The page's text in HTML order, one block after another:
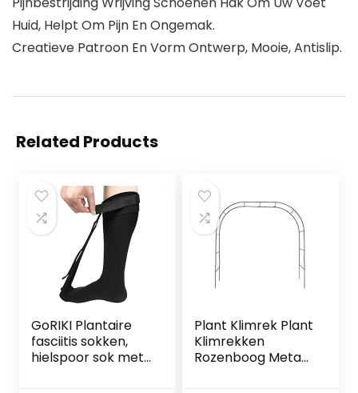
Huid, Helpt Om Pijn En Ongemak.
Creatieve Patroon En Vorm Ontwerp, Mooie, Antislip.
Related Products
GoRIKI Plantaire
fasciitis sokken,
hielspoor sok met
Plant Klimrek Plant
Klimrekken
Rozenboog Metaal